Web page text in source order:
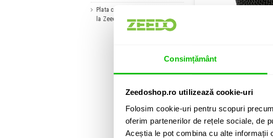
Consimțământ
Zeedoshop.ro utilizează cookie-uri
Folosim cookie-uri pentru scopuri
oferim partenerilor de rețele sociale, de
Aceștia le pot combina cu alte
Plata cu cardul Prima Didactică
la Zeedo Shop
Cardioid
669